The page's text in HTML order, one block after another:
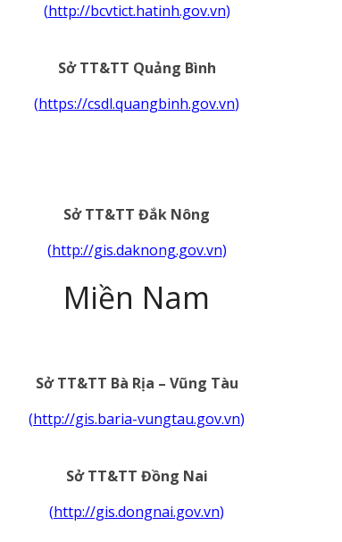
(http://bcvtict.hatinh.gov.vn)
Sở TT&TT Quảng Bình
(https://csdl.quangbinh.gov.vn)
Sở TT&TT Đắk Nông
(http://gis.daknong.gov.vn)
Miền Nam
Sở TT&TT Bà Rịa – Vũng Tàu
(http://gis.baria-vungtau.gov.vn)
Sở TT&TT Đồng Nai
(http://gis.dongnai.gov.vn)